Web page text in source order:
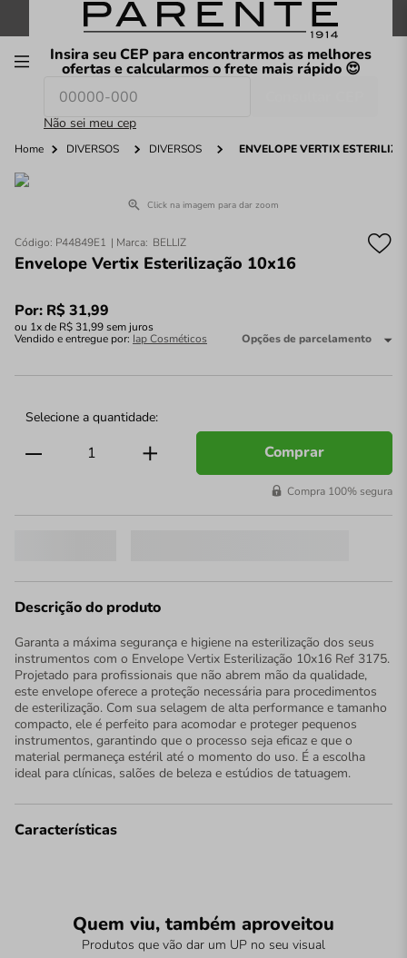
FRETE GRÁTIS nas compras a partir de R$199
Insira seu CEP para encontrarmos as melhores
ofertas e calcularmos o frete mais rápido 😍
Não sei meu cep
O que você procura hoje?
Home DIVERSOS DIVERSOS ENVELOPE VERTIX
Click na imagem para dar zoom
Código: P44849E1 BELLIZ
Envelope Vertix Esterilização 10x16
Por: R$31,99
ou 1x de R$31,99sem juros
Vendido e entregue por: Iap Cosméticos Opções de parcelamento
Comprar
Compra 100% segura
Descrição do produto
Garanta a máxima segurança e higiene na esterilização dos seus
instrumentos com o Envelope Vertix Esterilização 10x16 Ref 3175.
Projetado para profissionais que não abrem mão da qualidade,
este envelope oferece a proteção necessária para procedimentos
de esterilização. Com sua selagem de alta performance e tamanho
compacto, ele é perfeito para acomodar e proteger pequenos
instrumentos, garantindo que o processo seja eficaz e que o
material permaneça estéril até o momento do uso. É a escolha
ideal para clínicas, salões de beleza e estúdios de tatuagem.
Características
Quem viu, também aproveitou
Produtos que vão dar um UP no seu visual